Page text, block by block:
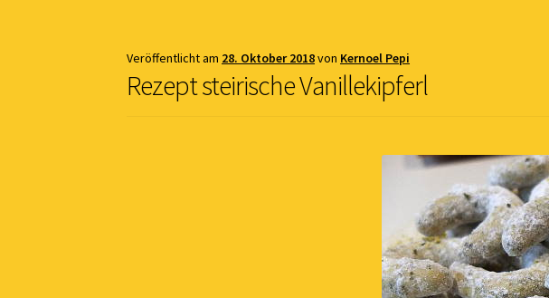
Veröffentlicht am 28. Oktober 2018von Kernoel Pepi
Rezept steirische Vanillekipferl